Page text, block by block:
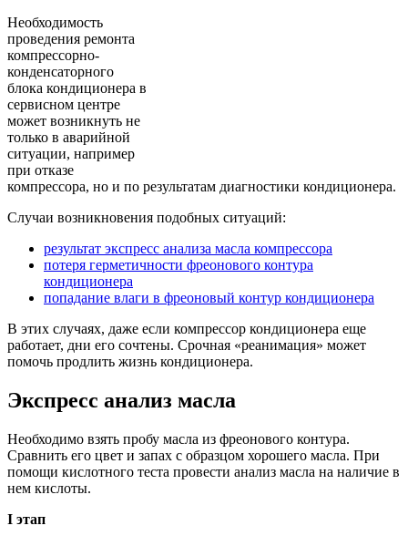
Необходимость
проведения ремонта
компрессорно-
конденсаторного
блока кондиционера в
сервисном центре
может возникнуть не
только в аварийной
ситуации, например
при отказе
компрессора, но и по результатам диагностики кондиционера.
Случаи возникновения подобных ситуаций:
результат экспресс анализа масла компрессора
потеря герметичности фреонового контура
кондиционера
попадание влаги в фреоновый контур кондиционера
В этих случаях, даже если компрессор кондиционера еще
работает, дни его сочтены. Срочная «реанимация» может
помочь продлить жизнь кондиционера.
Экспресс анализ масла
Необходимо взять пробу масла из фреонового контура.
Сравнить его цвет и запах с образцом хорошего масла. При
помощи кислотного теста провести анализ масла на наличие в
нем кислоты.
I этап